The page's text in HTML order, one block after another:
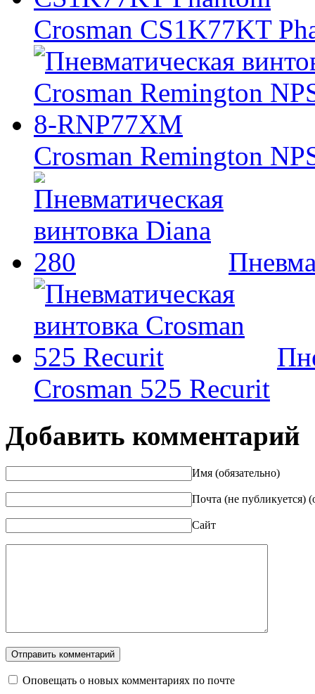
Crosman CS1K77KT
Crosman Remington
Crosman 525 Recurit
Добавить комментарий
Имя (обязательно)
Почта (не публикуется)
Сайт
Оповещать о новых комментариях по почте